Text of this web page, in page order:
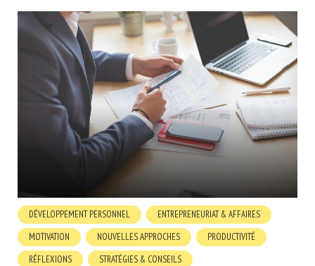
DÉVELOPPEMENT PERSONNEL
ENTREPRENEURIAT & AFFAIRES
MOTIVATION
NOUVELLES APPROCHES
PRODUCTIVITÉ
RÉFLEXIONS
STRATÉGIES & CONSEILS